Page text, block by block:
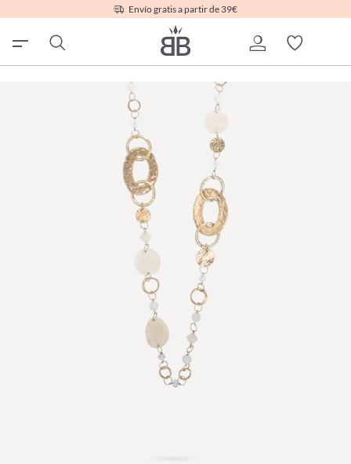
Envío gratis a partir de 39€